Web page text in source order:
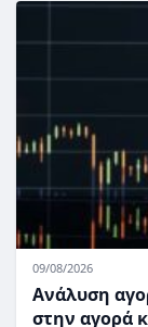
09/08/2026
Ανάλυση
στην αγορά